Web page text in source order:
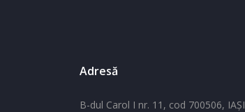
Adresă
B-dul Carol I nr. 11, cod 700506, IAŞI